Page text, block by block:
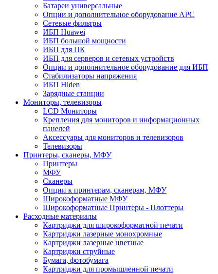
Батареи универсальные
Опции и дополнительное оборудование АРС
Сетевые фильтры
ИБП Huawei
ИБП большой мощности
ИБП для ПК
ИБП для серверов и сетевых устройств
Опции и дополнительное оборудование для ИБП
Стабилизаторы напряжения
ИБП Hiden
Зарядные станции
Мониторы, телевизоры
LCD Мониторы
Крепления для мониторов и информационных
панелей
Аксессуары для мониторов и телевизоров
Телевизоры
Принтеры, сканеры, МФУ
Принтеры
МФУ
Сканеры
Опции к принтерам, сканерам, МФУ
Широкоформатные МФУ
Широкоформатные Принтеры - Плоттеры
Расходные материалы
Картриджи для широкоформатной печати
Картриджи лазерные монохромные
Картриджи лазерные цветные
Картриджи струйные
Бумага, фотобумага
Картриджи для промышленной печати